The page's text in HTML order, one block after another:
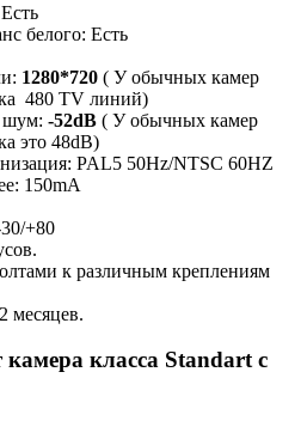
белого: Есть
1280*720 ( У обычных камер
480 TV линий)
шум: -52dB ( У обычных камер
это 48dB)
PAL5 50Hz/NTSC 60HZ
150mA
+80
к различным креплениям
месяцев.
класса Standart с